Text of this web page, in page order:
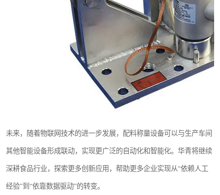
未来，随着物联网技术的进一步发展，配料称量设备可以与生产车间
其他智能设备形成联动，实现更广泛的自动化和智能化。华青将继续
深耕食品行业，探索更多创新应用，帮助更多企业实现从“依赖人工
经验”到“依靠数据驱动”的转变。